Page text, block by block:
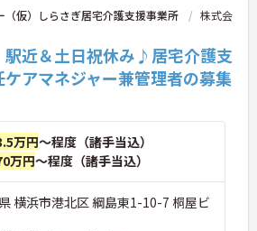
（仮）しらさぎ居宅介護支援事業所
株式会
駅近＆土日祝休み♪居宅介護支
アマネジャー兼管理者の募集
万円～程度（諸手当込）
万円～程度（諸手当込）
横浜市港北区 綱島東1-10-7 桐屋ビ